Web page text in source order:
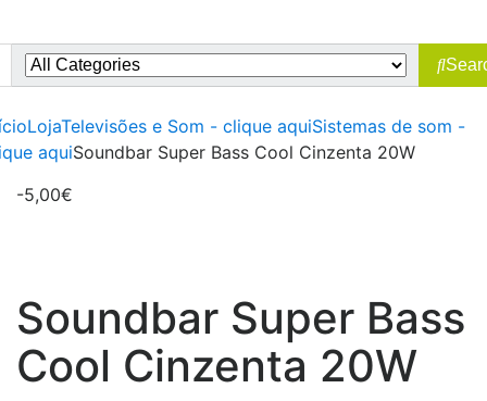
LojaTelevisões e Som - clique aquiSistemas de som -
aquiSoundbar Super Bass Cool Cinzenta 20W
-5,00€
Soundbar Super Bass
Cool Cinzenta 20W